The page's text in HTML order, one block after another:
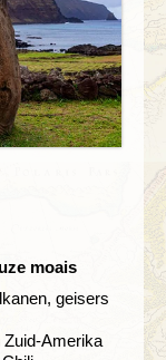
moais
geisers
Zuid-Amerika